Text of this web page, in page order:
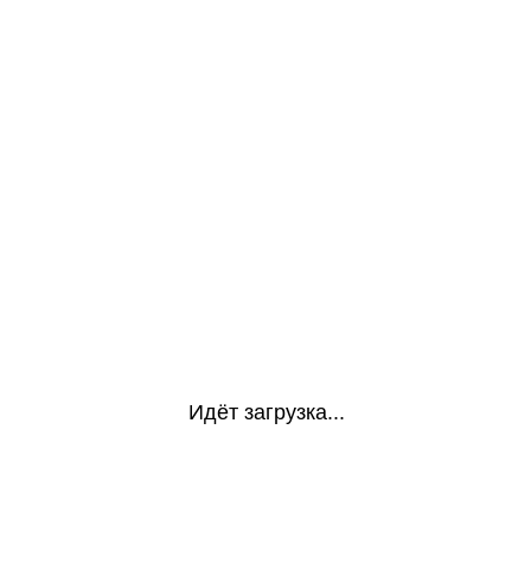
Идёт загрузка...